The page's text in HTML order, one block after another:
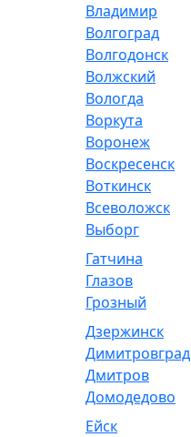
Владимир
Волгоград
Волгодонск
Волжский
Вологда
Воркута
Воронеж
Воскресенск
Воткинск
Всеволожск
Выборг
Гатчина
Глазов
Грозный
Дзержинск
Димитровград
Дмитров
Домодедово
Ейск